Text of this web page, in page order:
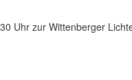
Uhr zur Wittenberger